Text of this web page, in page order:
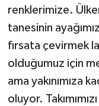
renklerimize.
tanesinin
fırsata çevirmek
olduğumuz için
ama yakınımıza
oluyor.